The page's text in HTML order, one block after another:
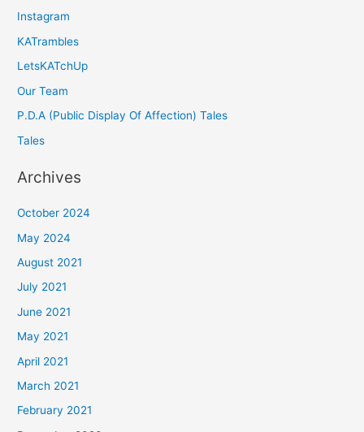
Instagram
KATrambles
LetsKATchUp
Our Team
P.D.A (Public Display Of Affection) Tales
Tales
Archives
October 2024
May 2024
August 2021
July 2021
June 2021
May 2021
April 2021
March 2021
February 2021